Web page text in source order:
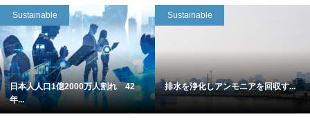
Sustainable
日本人人口1億2000万人割れ 42
年...
Sustainable
排水を浄化しアンモニアを回収す...